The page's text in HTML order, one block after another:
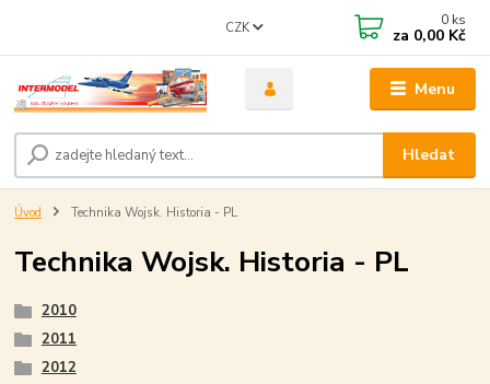
Menu
CZK
Hledat
0 ks
za 0,00 Kč
Úvod Technika Wojsk. Historia - PL
Technika Wojsk. Historia - PL
2010
2011
2012